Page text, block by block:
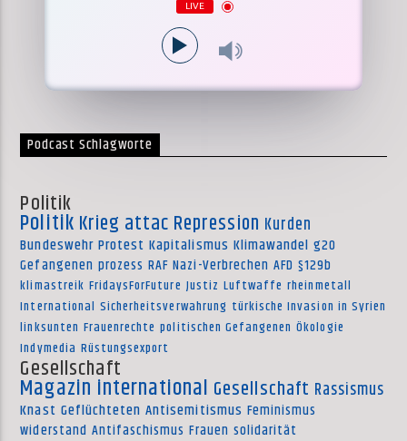
LIVE
Podcast Schlagworte
Politik
Politik Krieg attac Repression Kurden
Bundeswehr Protest Kapitalismus Klimawandel g20
Gefangenen prozess RAF Nazi-Verbrechen AFD §129b
klimastreik FridaysForFuture Justiz Luftwaffe rheinmetall
International Sicherheitsverwahrung türkische Invasion in Syrien
linksunten Frauenrechte politischen Gefangenen Ökologie
Indymedia Rüstungsexport
Gesellschaft
Magazin international Gesellschaft Rassismus
Knast Geflüchteten Antisemitismus Feminismus
widerstand Antifaschismus Frauen solidarität